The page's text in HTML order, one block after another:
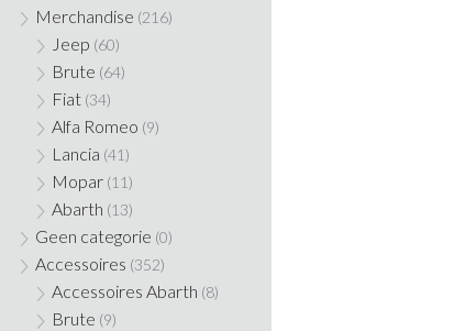
Merchandise (216)
Jeep (60)
Brute (64)
Fiat (34)
Alfa Romeo (9)
Lancia (41)
Mopar (11)
Abarth (13)
Geen categorie (0)
Accessoires (352)
Accessoires Abarth (8)
Brute (9)